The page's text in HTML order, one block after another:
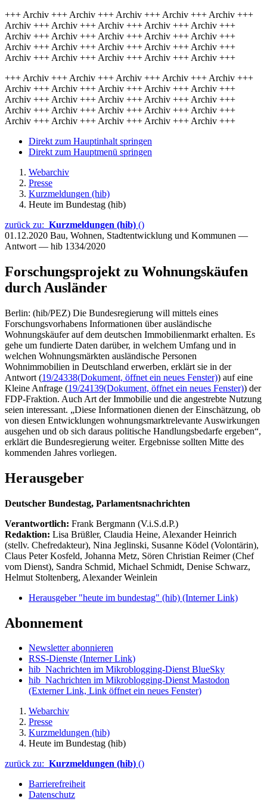
+++ Archiv +++ Archiv +++ Archiv +++ Archiv +++ Archiv +++
Archiv +++ Archiv +++ Archiv +++ Archiv +++ Archiv +++
Archiv +++ Archiv +++ Archiv +++ Archiv +++ Archiv +++
Archiv +++ Archiv +++ Archiv +++ Archiv +++ Archiv +++
Archiv +++ Archiv +++ Archiv +++ Archiv +++ Archiv +++
+++ Archiv +++ Archiv +++ Archiv +++ Archiv +++ Archiv +++
Archiv +++ Archiv +++ Archiv +++ Archiv +++ Archiv +++
Archiv +++ Archiv +++ Archiv +++ Archiv +++ Archiv +++
Archiv +++ Archiv +++ Archiv +++ Archiv +++ Archiv +++
Archiv +++ Archiv +++ Archiv +++ Archiv +++ Archiv +++
Direkt zum Hauptinhalt springen
Direkt zum Hauptmenü springen
Webarchiv
Presse
Kurzmeldungen (hib)
Heute im Bundestag (hib)
zurück zu: Kurzmeldungen (hib) ()
01.12.2020 Bau, Wohnen, Stadtentwicklung und Kommunen —
Antwort — hib 1334/2020
Forschungsprojekt zu Wohnungskäufen
durch Ausländer
Berlin: (hib/PEZ) Die Bundesregierung will mittels eines
Forschungsvorhabens Informationen über ausländische
Wohnungskäufer auf dem deutschen Immobilienmarkt erhalten. Es
gehe um fundierte Daten darüber, in welchem Umfang und in
welchen Wohnungsmärkten ausländische Personen
Wohnimmobilien in Deutschland erwerben, erklärt sie in der
Antwort (19/24338(Dokument, öffnet ein neues Fenster)) auf eine
Kleine Anfrage (19/24139(Dokument, öffnet ein neues Fenster)) der
FDP-Fraktion. Auch Art der Immobilie und die angestrebte Nutzung
seien interessant. „Diese Informationen dienen der Einschätzung, ob
von diesen Entwicklungen wohnungsmarktrelevante Auswirkungen
ausgehen und ob sich daraus politische Handlungsbedarfe ergeben“,
erklärt die Bundesregierung weiter. Ergebnisse sollten Mitte des
kommenden Jahres vorliegen.
Herausgeber
Deutscher Bundestag, Parlamentsnachrichten
Verantwortlich: Frank Bergmann (V.i.S.d.P.)
Redaktion: Lisa Brüßler, Claudia Heine, Alexander Heinrich
(stellv. Chefredakteur), Nina Jeglinski, Susanne Ködel (Volontärin),
Claus Peter Kosfeld, Johanna Metz, Sören Christian Reimer (Chef
vom Dienst), Sandra Schmid, Michael Schmidt, Denise Schwarz,
Helmut Stoltenberg, Alexander Weinlein
Herausgeber "heute im bundestag" (hib) (Interner Link)
Abonnement
Newsletter abonnieren
RSS-Dienste (Interner Link)
hib_Nachrichten im Mikroblogging-Dienst BlueSky
hib_Nachrichten im Mikroblogging-Dienst Mastodon
(Externer Link, Link öffnet ein neues Fenster)
Webarchiv
Presse
Kurzmeldungen (hib)
Heute im Bundestag (hib)
zurück zu: Kurzmeldungen (hib) ()
Barrierefreiheit
Datenschutz